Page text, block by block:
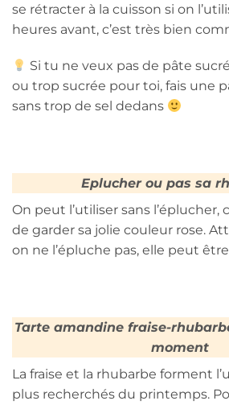
se rétracter à la cuisson si on
heures avant, c’est très bien
Si tu ne veux pas de pâte
ou trop sucrée pour toi, fais une
sans trop de sel dedans
Eplucher ou pas sa
On peut l’utiliser sans
de garder sa jolie couleur rose.
on ne l’épluche pas, elle peut
Tarte amandine fraise-
moment
La fraise et la rhubarbe forment
plus recherchés du printemps.